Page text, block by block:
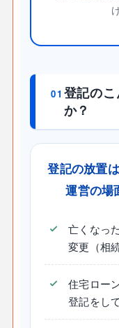
01 登記の
か？
登記の放置
運営の場
亡くなっ
変更（相
住宅ロー
登記をし